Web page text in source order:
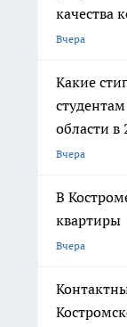
качества
Вчера
Какие
области в
Вчера
В
квартиры
Вчера